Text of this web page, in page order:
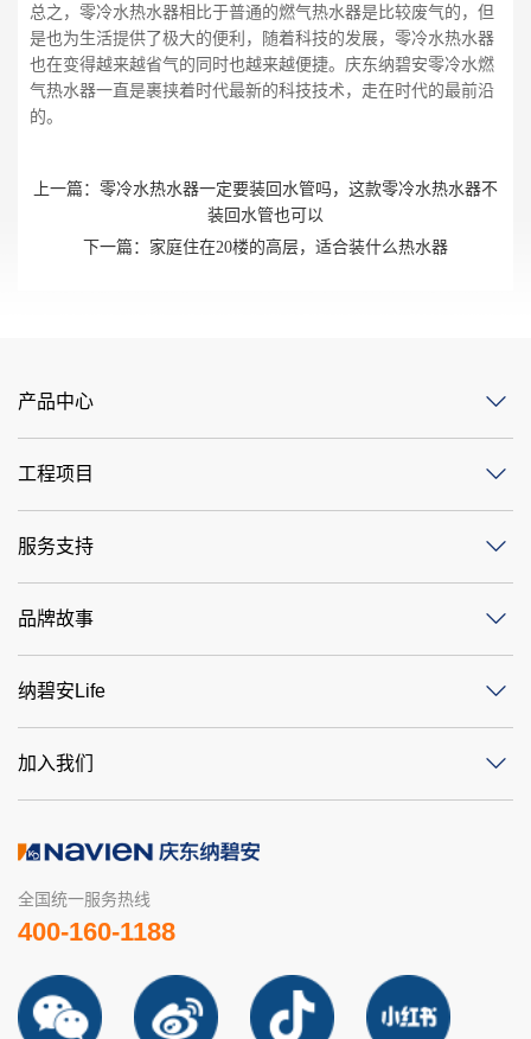
总之，零冷水热水器相比于普通的燃气热水器是比较废气的，但
是也为生活提供了极大的便利，随着科技的发展，零冷水热水器
也在变得越来越省气的同时也越来越便捷。庆东纳碧安零冷水燃
气热水器一直是裹挟着时代最新的科技技术，走在时代的最前沿
的。
上一篇： 零冷水热水器一定要装回水管吗，这款零冷水热水器不
装回水管也可以
下一篇： 家庭住在20楼的高层，适合装什么热水器
产品中心
工程项目
服务支持
品牌故事
纳碧安Life
加入我们
全国统一服务热线
400-160-1188